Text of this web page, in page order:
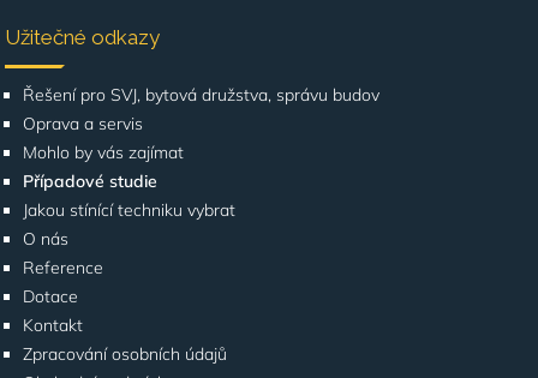
Užitečné odkazy
Řešení pro SVJ, bytová družstva, správu budov
Oprava a servis
Mohlo by vás zajímat
Případové studie
Jakou stínící techniku vybrat
O nás
Reference
Dotace
Kontakt
Zpracování osobních údajů